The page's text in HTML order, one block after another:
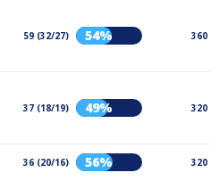
59 (32/27) 54% 360
37 (18/19) 49% 320
36 (20/16) 56% 320